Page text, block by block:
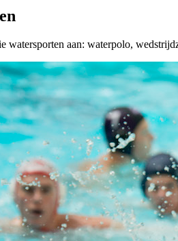
watersporten aan: waterpolo,